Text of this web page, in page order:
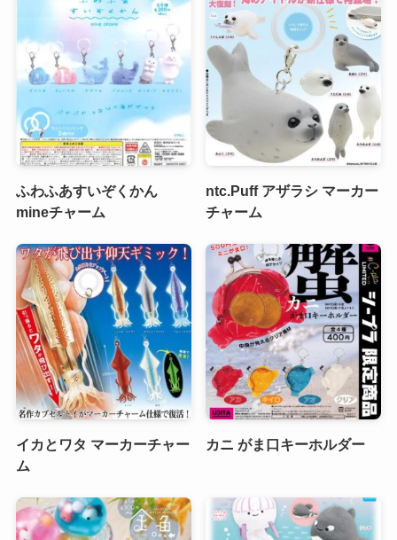
ふわふあすいぞくかん
mineチャーム
ntc.Puff アザラシ マーカー
チャーム
イカとワタ マーカーチャー
ム
カニ がま口キーホルダー